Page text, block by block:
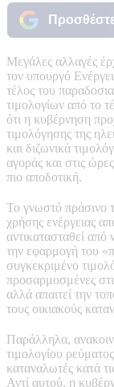
Μεγάλες αλλαγές
τον υπουργό
τέλος του
τιμολογίων από το
ότι η κυβέρνηση
τιμολόγησης της
και διζωνικά
αγοράς και στις
πιο αποδοτική.
Το γνωστό πράσινο
χρήσης ενέργειας
αντικατασταθεί
την εφαρμογή του
συγκεκριμένο
προσαρμοσμένες
αλλά απαιτεί την
τους οικιακούς
Παράλληλα,
τιμολογίου
καταναλωτές κατά
Αντί αυτού, η